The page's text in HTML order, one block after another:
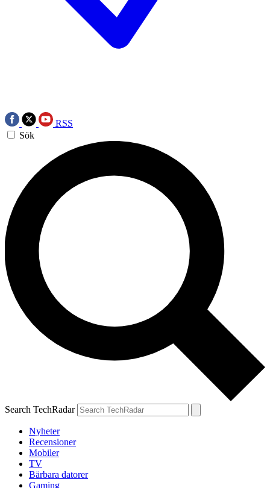
RSS
Sök
Search TechRadar
Nyheter
Recensioner
Mobiler
TV
Bärbara datorer
Gaming